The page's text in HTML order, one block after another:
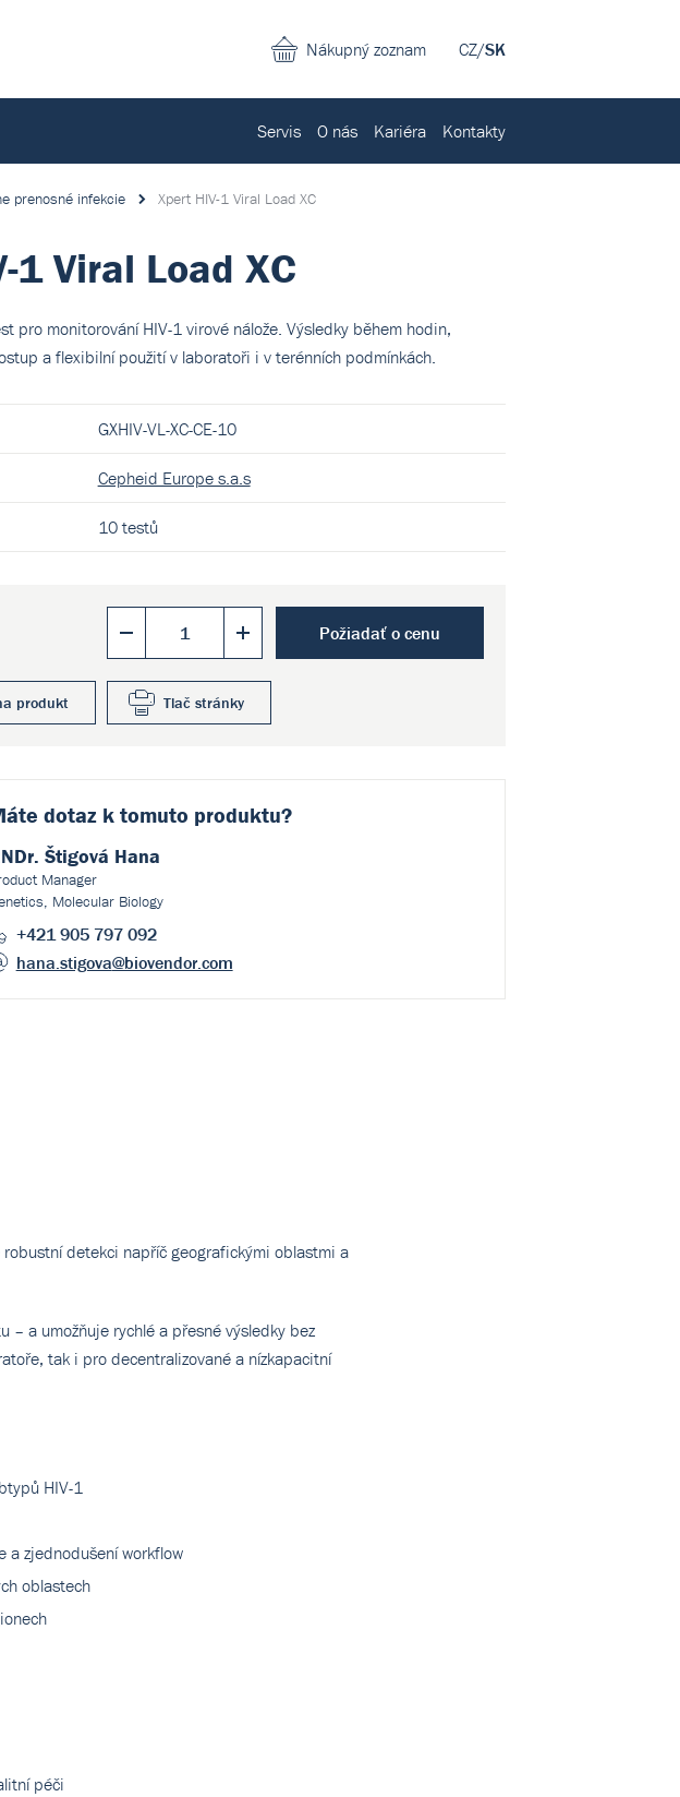
CZ/SK
Nákupný zoznam
Servis O nás Kariéra Kontakty
prenosné infekcie Xpert HIV-1 Viral Load XC
1 Viral Load XC
pro monitorování HIV-1 virové nálože. Výsledky během hodin,
a flexibilní použití v laboratoři i v terénních podmínkách.
GXHIV-VL-XC-CE-10
Cepheid Europe s.a.s
10 testů
Požiadať o cenu
produkt Tlač stránky
dotaz k tomuto produktu?
Štigová Hana
Manager
Molecular Biology
+421 905 797 092
hana.stigova@biovendor.com
detekci napříč geografickými oblastmi a
– a umožňuje rychlé a přesné výsledky bez
tak i pro decentralizované a nízkapacitní
HIV-1
a zjednodušení workflow
oblastech
péči